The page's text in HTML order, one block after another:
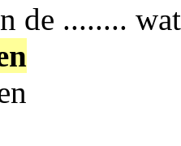
de ........